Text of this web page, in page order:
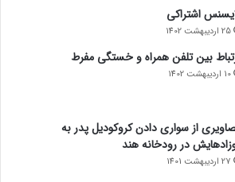
اشتراکی
25 اردیبهشت 1402
بین تلفن همراه و خستگی مفرط
10 اردیبهشت 1402
از سواری دادن کروکودیل پدر به
در رودخانه هند
27 اردیبهشت 1401